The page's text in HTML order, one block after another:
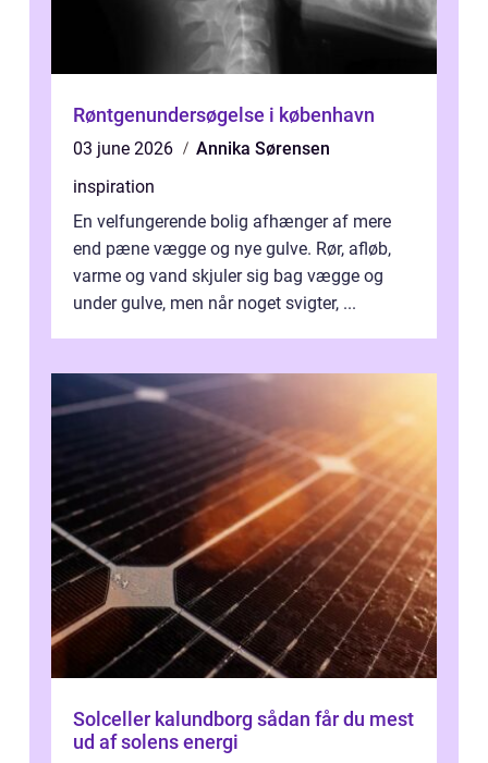
Røntgenundersøgelse i københavn
03 june 2026
Annika Sørensen
inspiration
En velfungerende bolig afhænger af mere
end pæne vægge og nye gulve. Rør, afløb,
varme og vand skjuler sig bag vægge og
under gulve, men når noget svigter, ...
Solceller kalundborg sådan får du mest
ud af solens energi